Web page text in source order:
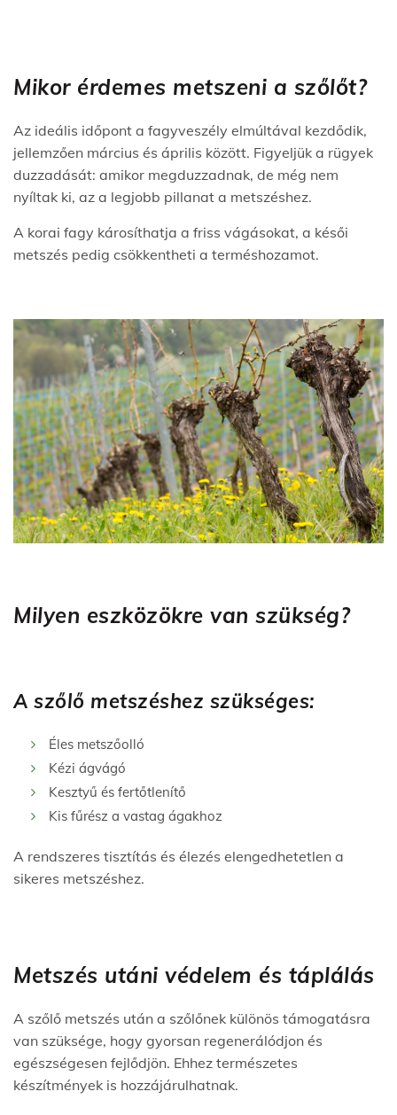
Mikor érdemes metszeni a szőlőt?
Az ideális időpont a fagyveszély elmúltával kezdődik,
jellemzően március és április között. Figyeljük a rügyek
duzzadását: amikor megduzzadnak, de még nem
nyíltak ki, az a legjobb pillanat a metszéshez.
A korai fagy károsíthatja a friss vágásokat, a késői
metszés pedig csökkentheti a terméshozamot.
Milyen eszközökre van szükség?
A szőlő metszéshez szükséges:
Éles metszőolló
Kézi ágvágó
Kesztyű és fertőtlenítő
Kis fűrész a vastag ágakhoz
A rendszeres tisztítás és élezés elengedhetetlen a
sikeres metszéshez.
Metszés utáni védelem és táplálás
A szőlő metszés után a szőlőnek különös támogatásra
van szüksége, hogy gyorsan regenerálódjon és
egészségesen fejlődjön. Ehhez természetes
készítmények is hozzájárulhatnak.